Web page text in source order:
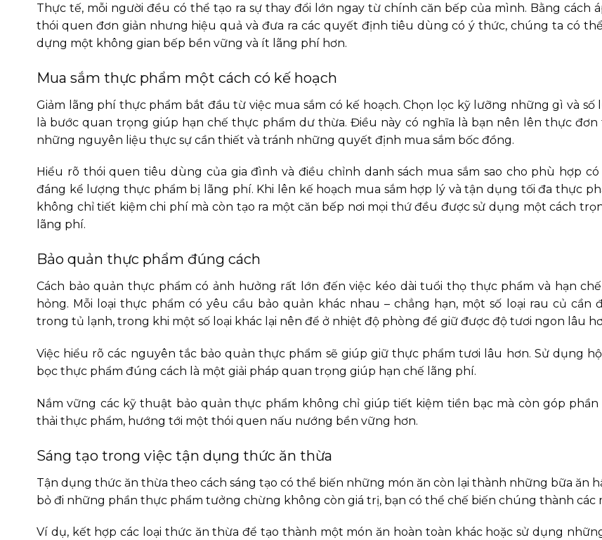
Thực tế, mỗi người đều có thể tạo ra sự thay đổi lớn ngay từ chính căn bếp của mình. Bằng cách
thói quen đơn giản nhưng hiệu quả và đưa ra các quyết định tiêu dùng có ý thức, chúng ta có
dựng một không gian bếp bền vững và ít lãng phí hơn.
Mua sắm thực phẩm một cách có kế hoạch
Giảm lãng phí thực phẩm bắt đầu từ việc mua sắm có kế hoạch. Chọn lọc kỹ lưỡng những gì và số
là bước quan trọng giúp hạn chế thực phẩm dư thừa. Điều này có nghĩa là bạn nên lên thực đơn
những nguyên liệu thực sự cần thiết và tránh những quyết định mua sắm bốc đồng.
Hiểu rõ thói quen tiêu dùng của gia đình và điều chỉnh danh sách mua sắm sao cho phù hợp
đáng kể lượng thực phẩm bị lãng phí. Khi lên kế hoạch mua sắm hợp lý và tận dụng tối đa thực
không chỉ tiết kiệm chi phí mà còn tạo ra một căn bếp nơi mọi thứ đều được sử dụng một cách
lãng phí.
Bảo quản thực phẩm đúng cách
Cách bảo quản thực phẩm có ảnh hưởng rất lớn đến việc kéo dài tuổi thọ thực phẩm và hạn
hỏng. Mỗi loại thực phẩm có yêu cầu bảo quản khác nhau – chẳng hạn, một số loại rau củ cần
trong tủ lạnh, trong khi một số loại khác lại nên để ở nhiệt độ phòng để giữ được độ tươi ngon lâu
Việc hiểu rõ các nguyên tắc bảo quản thực phẩm sẽ giúp giữ thực phẩm tươi lâu hơn. Sử dụng
bọc thực phẩm đúng cách là một giải pháp quan trọng giúp hạn chế lãng phí.
Nắm vững các kỹ thuật bảo quản thực phẩm không chỉ giúp tiết kiệm tiền bạc mà còn góp phần
thải thực phẩm, hướng tới một thói quen nấu nướng bền vững hơn.
Sáng tạo trong việc tận dụng thức ăn thừa
Tận dụng thức ăn thừa theo cách sáng tạo có thể biến những món ăn còn lại thành những bữa ăn
bỏ đi những phần thực phẩm tưởng chừng không còn giá trị, bạn có thể chế biến chúng thành các
Ví dụ, kết hợp các loại thức ăn thừa để tạo thành một món ăn hoàn toàn khác hoặc sử dụng